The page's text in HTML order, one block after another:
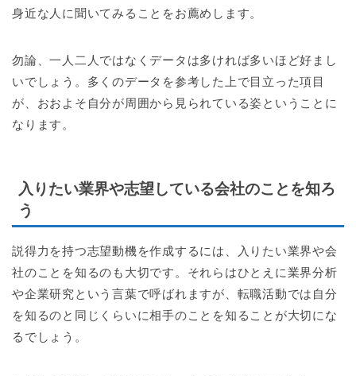
身近な人に聞いてみることをお薦めします。
勿論、一人二人ではなくデータは多ければ多いほど好まし
いでしょう。多くのデータを参考した上で目立った項目
が、おおよそ自分が周囲から見られている姿ということに
なります。
入りたい業界や志望している会社のことを知ろ
う
説得力を持つ志望動機を作成するには、入りたい業界や会
社のことを知るのも大切です。それらはひとえに業界分析
や企業研究という言葉で呼ばれますが、転職活動では自分
を知るのと同じくらいに相手のことを知ることが大切にな
るでしょう。